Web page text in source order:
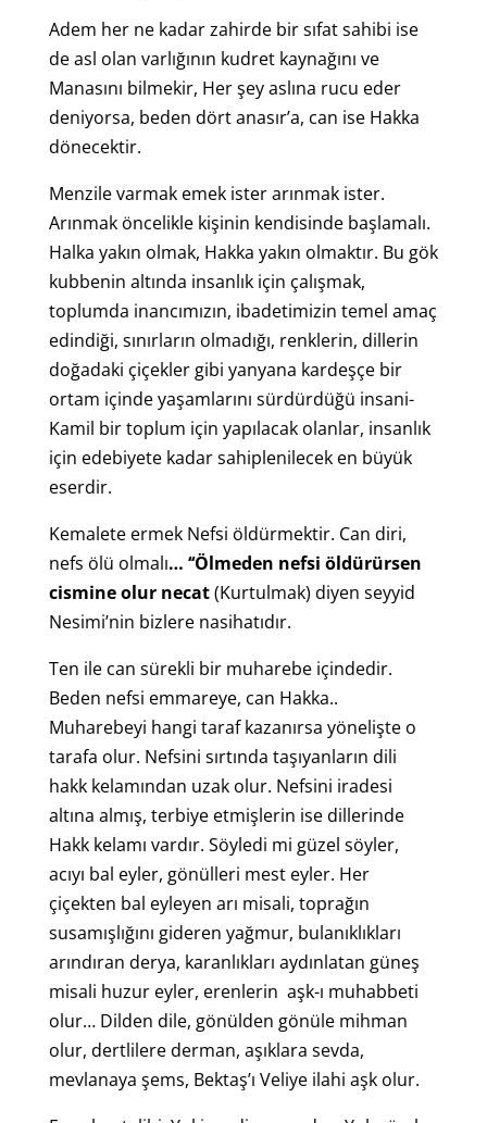
Adem her ne kadar zahirde bir sıfat sahibi ise
de asl olan varlığının kudret kaynağını ve
Manasını bilmekir, Her şey aslına rucu eder
deniyorsa, beden dört anasır’a, can ise Hakka
dönecektir.
Menzile varmak emek ister arınmak ister.
Arınmak öncelikle kişinin kendisinde başlamalı.
Halka yakın olmak, Hakka yakın olmaktır. Bu gök
kubbenin altında insanlık için çalışmak,
toplumda inancımızın, ibadetimizin temel amaç
edindiği, sınırların olmadığı, renklerin, dillerin
doğadaki çiçekler gibi yanyana kardeşçe bir
ortam içinde yaşamlarını sürdürdüğü insani-
Kamil bir toplum için yapılacak olanlar, insanlık
için edebiyete kadar sahiplenilecek en büyük
eserdir.
Kemalete ermek Nefsi öldürmektir. Can diri,
nefs ölü olmalı… ‘‘Ölmeden nefsi öldürürsen
cismine olur necat(Kurtulmak) diyen seyyid
Nesimi’nin bizlere nasihatıdır.
Ten ile can sürekli bir muharebe içindedir.
Beden nefsi emmareye, can Hakka..
Muharebeyi hangi taraf kazanırsa yönelişte o
tarafa olur. Nefsini sırtında taşıyanların dili
hakk kelamından uzak olur. Nefsini iradesi
altına almış, terbiye etmişlerin ise dillerinde
Hakk kelamı vardır. Söyledi mi güzel söyler,
acıyı bal eyler, gönülleri mest eyler. Her
çiçekten bal eyleyen arı misali, toprağın
susamışlığını gideren yağmur, bulanıklıkları
arındıran derya, karanlıkları aydınlatan güneş
misali huzur eyler, erenlerin aşk-ı muhabbeti
olur… Dilden dile, gönülden gönüle mihman
olur, dertlilere derman, aşıklara sevda,
mevlanaya şems, Bektaş’ı Veliye ilahi aşk olur.